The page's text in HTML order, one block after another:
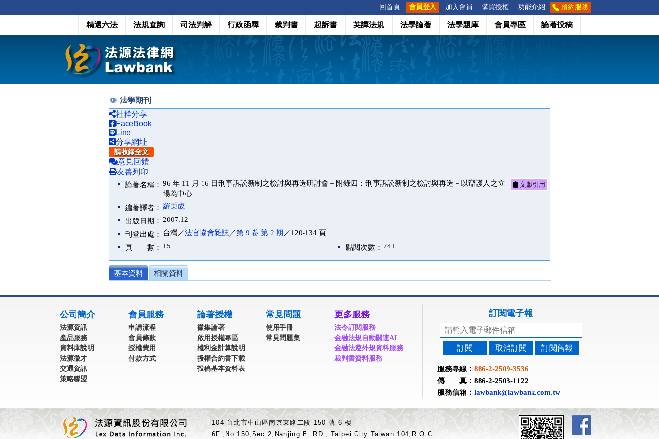
回首頁 會員登入 加入會員 購買授權 功能介紹 預約服務
精選六法 法規查詢 司法判解 行政函釋 裁判書 起訴書 英譯法規 法學論著 法學題庫 會員專區 論著投稿
法學期刊
社群分享
FaceBook
Line
分享網址
請收錄全文
意見回饋
友善列印
論著名稱： 96 年 11 月 16 日刑事訴訟新制之檢討與再造研討會－附錄四：刑事訴訟新制之檢討與再造－以辯護人之立
場為中心
文獻引用
編著譯者： 羅秉成
出版日期： 2007.12
刊登出處： 台灣／法官協會雜誌／第 9 卷 第 2 期 ／120-134 頁
頁 數： 15 點閱次數： 741
基本資料 相關資料
公司簡介
法源資訊
產品服務
資料庫說明
法源徵才
交通資訊
策略聯盟
會員服務
申請流程
會員條款
授權費用
付款方式
論著授權
徵集論著
啟用授權專區
權利金計算說明
授權合約書下載
投稿基本資料表
常見問題
使用手冊
常見問題集
更多服務
法令訂閱服務
金融法規自動關連AI
金融法遵外規資料服務
裁判書資料服務
訂閱電子報
訂閱 取消訂閱 訂閱舊報
服務專線： 886-2-2509-3536
傳 真：886-2-2503-1122
服務信箱： lawbank@lawbank.com.tw
104 台北市中山區南京東路二段 150 號 6 樓
6F.,No.150,Sec.2,Nanjing E. RD., Taipei City Taiwan 104,R.O.C.